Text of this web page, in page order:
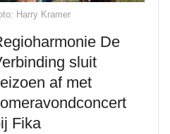
Harry Kramer
De
sluit
af met
Fika